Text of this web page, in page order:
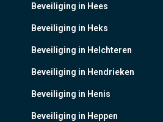
Beveiliging in Hees
Beveiliging in Heks
Beveiliging in Helchteren
Beveiliging in Hendrieken
Beveiliging in Henis
Beveiliging in Heppen